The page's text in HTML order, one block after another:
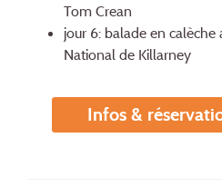
Tom Crean
jour 6: balade en calèche
National de Killarney
Infos &